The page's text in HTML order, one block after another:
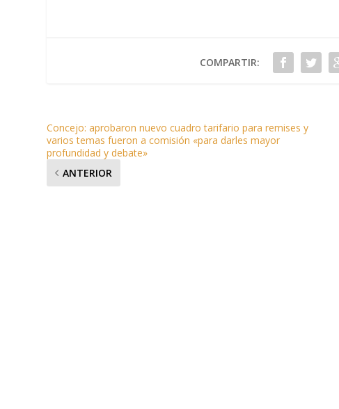
COMPARTIR:
Concejo: aprobaron nuevo cuadro tarifario para remises y
varios temas fueron a comisión «para darles mayor
profundidad y debate»
ANTERIOR